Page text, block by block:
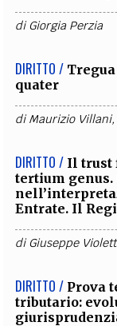
diGiorgia Perzia
DIRITTO /
quater
diMaurizio Villani,
DIRITTO / Il trust
tertium genus.
Entrate. Il
diGiuseppe
DIRITTO / Prova
tributario: